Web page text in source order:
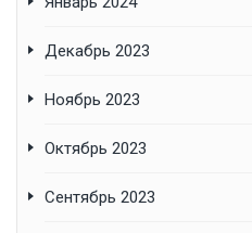
Декабрь 2023
Ноябрь 2023
Октябрь 2023
Сентябрь 2023